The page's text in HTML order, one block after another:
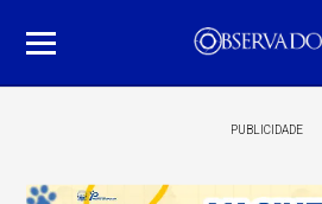
PUBLICIDADE